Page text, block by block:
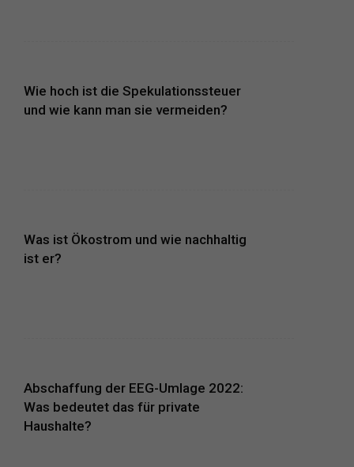
Wie hoch ist die Spekulationssteuer
und wie kann man sie vermeiden?
Was ist Ökostrom und wie nachhaltig
ist er?
Abschaffung der EEG-Umlage 2022:
Was bedeutet das für private
Haushalte?